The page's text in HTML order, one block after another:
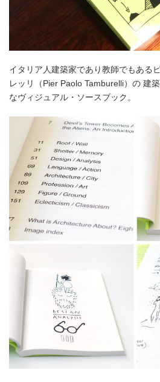
イタリア人建築家であり教師でもある
レッリ（Pier Paolo Tamburelli）の 建
なヴィジュアル・ソースブック。